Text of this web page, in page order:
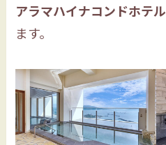
アラマハイナコンドホテル
ます。